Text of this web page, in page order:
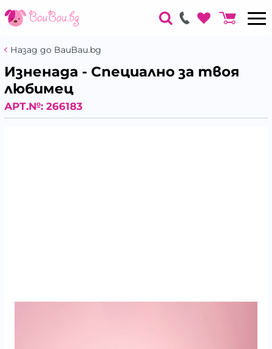
Назад до BauBau.bg
Изненада - Специално за твоя
любимец
АРТ.№: 266183